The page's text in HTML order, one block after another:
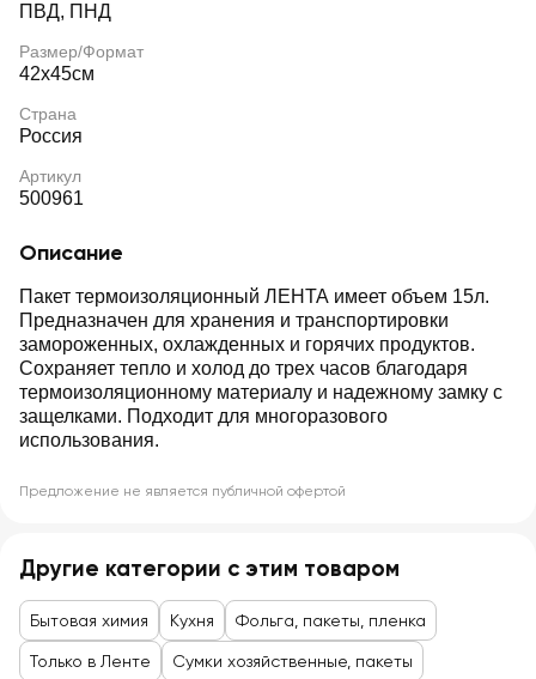
ПВД, ПНД
Размер/Формат
42х45см
Страна
Россия
Артикул
500961
Описание
Пакет термоизоляционный ЛЕНТА имеет объем 15л.
Предназначен для хранения и транспортировки
замороженных, охлажденных и горячих продуктов.
Сохраняет тепло и холод до трех часов благодаря
термоизоляционному материалу и надежному замку с
защелками. Подходит для многоразового
использования.
Предложение не является публичной офертой
Другие категории с этим товаром
Бытовая химия Кухня Фольга, пакеты, пленка
Только в Ленте Сумки хозяйственные, пакеты